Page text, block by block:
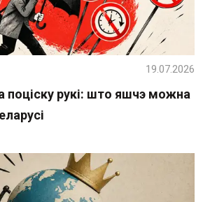
поціску рукі: што яшчэ можна
19.07.2026